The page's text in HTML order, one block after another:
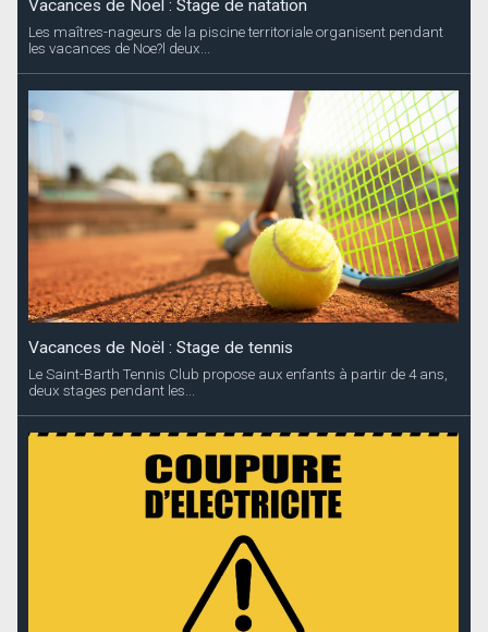
Vacances de Noël : Stage de natation
Les maîtres-nageurs de la piscine territoriale organisent pendant
les vacances de Noe?l deux...
Vacances de Noël : Stage de tennis
Le Saint-Barth Tennis Club propose aux enfants à partir de 4 ans,
deux stages pendant les...